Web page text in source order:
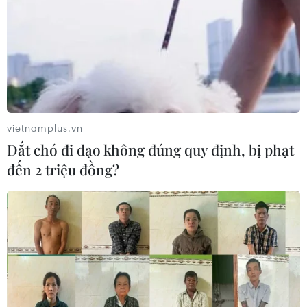
Mexico triển khai hàng nghìn binh sỹ
bảo vệ các vùng trồng bơ trọng điểm
07/08/2026 00:09
Mỹ: Lãi suất thế chấp tăng lên mức
cao nhất kể từ tháng Bảy năm ngoái
07/08/2026 00:05
Mỹ siết chặt quyền công dân theo nơi
sinh, mở rộng chống “du lịch sinh
con”
06/08/2026 22:59
vietnamplus.vn
Dắt chó đi dạo không đúng quy định, bị phạt
đến 2 triệu đồng?